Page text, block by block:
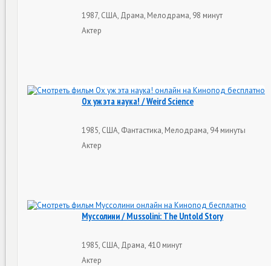
1987, США, Драма, Мелодрама, 98 минут
Актер
Ох уж эта наука! / Weird Science
1985, США, Фантастика, Мелодрама, 94 минуты
Актер
Муссолини / Mussolini: The Untold Story
1985, США, Драма, 410 минут
Актер